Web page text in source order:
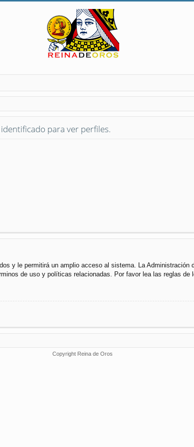
para ver perfiles.
y le permitirá un amplio acceso al sistema. La
de uso y políticas relacionadas. Por favor lea las reglas de
Copyright Reina de Oros